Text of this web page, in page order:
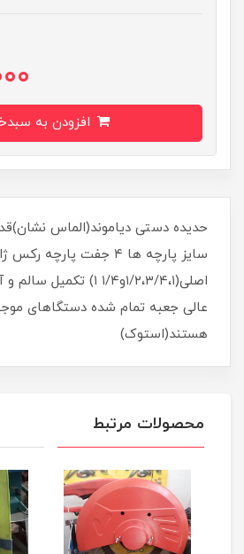
حدیده دستی دیاموند(الماس
سایز پارچه ها ۴ جفت پارچه
اصلی(۱/۲،۳/۴،۱و۱/۴ ۱)
عالی جعبه تمام شده دستگاهای
هستند(استوک)
محصولات مرتبط